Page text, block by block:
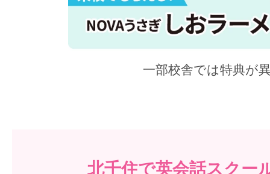
一部校舎では特典が
北千住で英会話スクー